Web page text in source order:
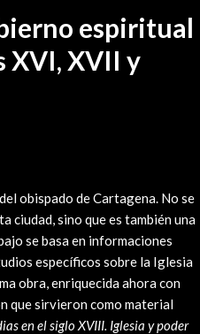
espiritual
XVI, XVII y
obispado de Cartagena. No se
ciudad, sino que es también una
se basa en informaciones
específicos sobre la Iglesia
obra, enriquecida ahora con
que sirvieron como material
en el siglo XVIII. Iglesia y poder